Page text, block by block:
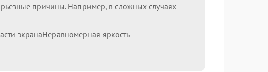
причины. Например, в сложных случаях
экранаНеравномерная яркость